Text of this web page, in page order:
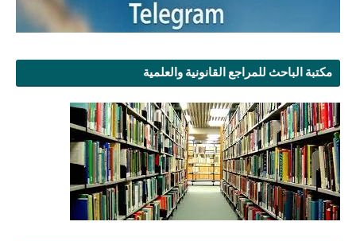
مكتبة الباحث للمراجع القانونية والعلمية